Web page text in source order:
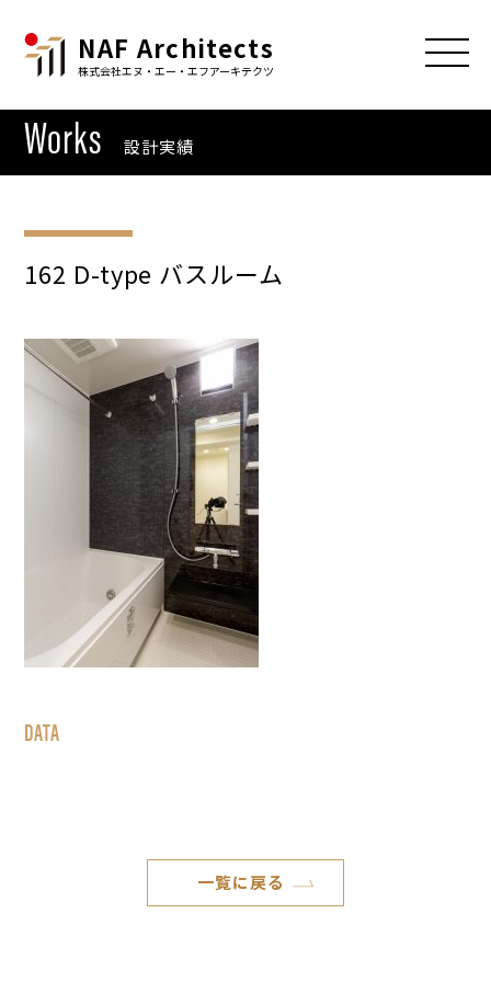
NAF Architects
株式会社エヌ・エー・エフアーキテクツ
Works 設計実績
162 D-type バスルーム
DATA
一覧に戻る